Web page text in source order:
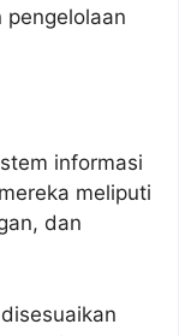
pengelolaan
informasi
meliputi
dan